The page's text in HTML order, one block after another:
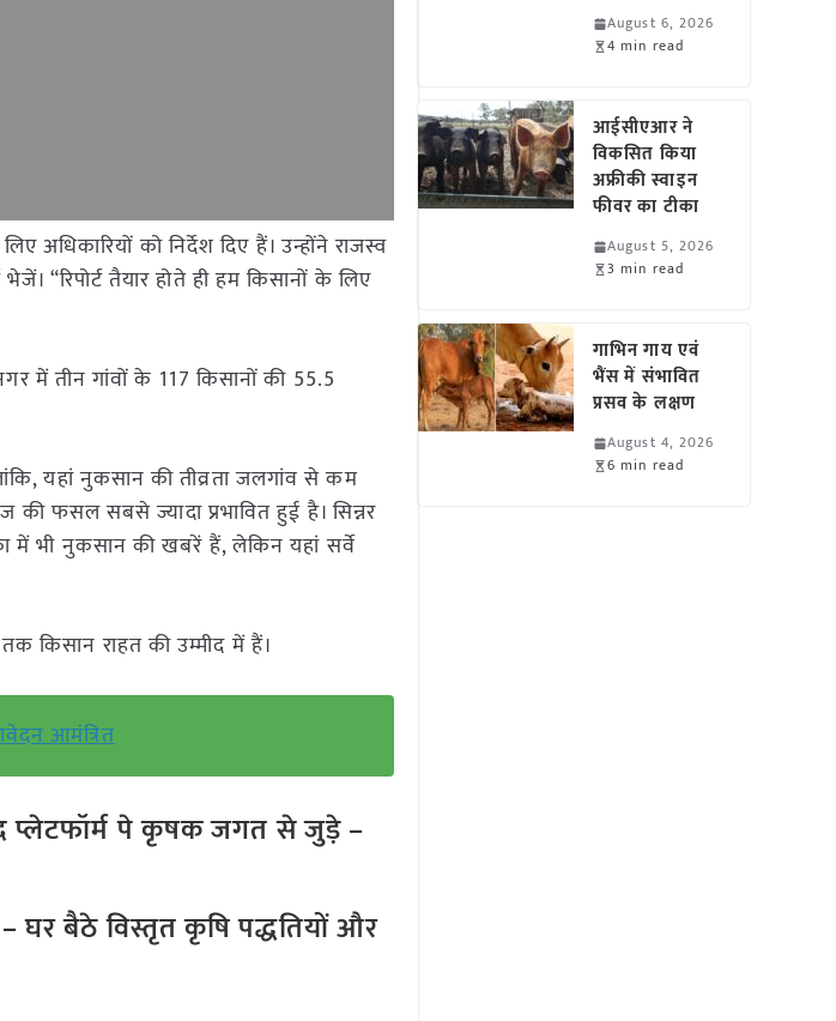
अधिकारियों को निर्देश दिए हैं। उन्होंने राजस्व
“रिपोर्ट तैयार होते ही हम किसानों के लिए
में तीन गांवों के 117 किसानों की 55.5
यहां नुकसान की तीव्रता जलगांव से कम
फसल सबसे ज्यादा प्रभावित हुई है। सिन्नर
में भी नुकसान की खबरें हैं, लेकिन यहां सर्वे
किसान राहत की उम्मीद में हैं।
आमंत्रित
पे कृषक जगत से जुड़े –
घर बैठे विस्तृत कृषि पद्धतियों और
August 6, 2026
4 min read
आईसीएआर ने
विकसित किया
अफ्रीकी स्वाइन
फीवर का टीका
August 5, 2026
3 min read
गाभिन गाय एवं
भैंस में संभावित
प्रसव के लक्षण
August 4, 2026
6 min read